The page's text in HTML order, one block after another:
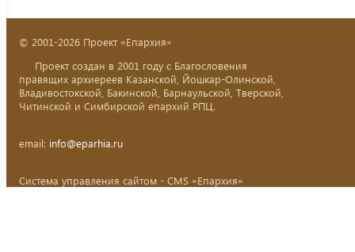
© 2001-2026 Проект «Епархия»
Проект создан в 2001 году с Благословения
правящих архиереев Казанской, Йошкар-Олинской,
Владивостокской, Бакинской, Барнаульской, Тверской,
Читинской и Симбирской епархий РПЦ.
email: info@eparhia.ru
Система управления сайтом - CMS «Епархия»